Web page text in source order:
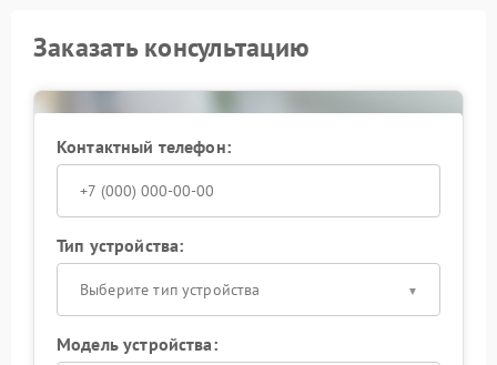
Заказать консультацию
Контактный телефон:
Тип устройства:
Выберите тип устройства
Модель устройства: